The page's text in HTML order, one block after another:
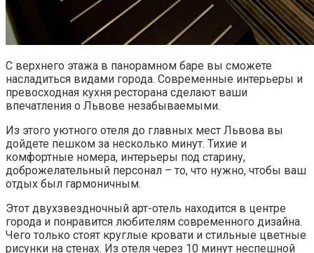
С верхнего этажа в панорамном баре вы сможете
насладиться видами города. Современные интерьеры и
превосходная кухня ресторана сделают ваши
впечатления о Львове незабываемыми.
Из этого уютного отеля до главных мест Львова вы
дойдете пешком за несколько минут. Тихие и
комфортные номера, интерьеры под старину,
доброжелательный персонал – то, что нужно, чтобы ваш
отдых был гармоничным.
Этот двухзвездночный арт-отель находится в центре
города и понравится любителям современного дизайна.
Чего только стоят круглые кровати и стильные цветные
рисунки на стенах. Из отеля через 10 минут неспешной